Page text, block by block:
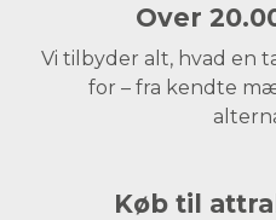
Over
Vi tilbyder alt, hvad en
for – fra kendte
Køb til